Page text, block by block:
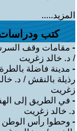
المزيد.....
كتب
- مقامات وقف
/ د. خالد زغريت
- مدينة فاضلة بالطرة
رذيلة بالنقش / د.
زغريت
- في الطريق إلى
د. خالد زغريت
- وحطوا رأس الوطن